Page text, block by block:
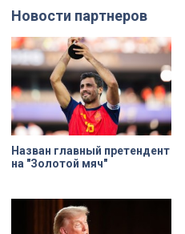
Александра Беглова, срок
договора рассчитан на 49 лет, из
которых за семь арендатор
должен полностью выполнить все
обязательства. Как
восстанавливают яркий пример
деревянного модерна и почему
эта история уникальна?
Новости партнеров
Назван главный претендент
на "Золотой мяч"